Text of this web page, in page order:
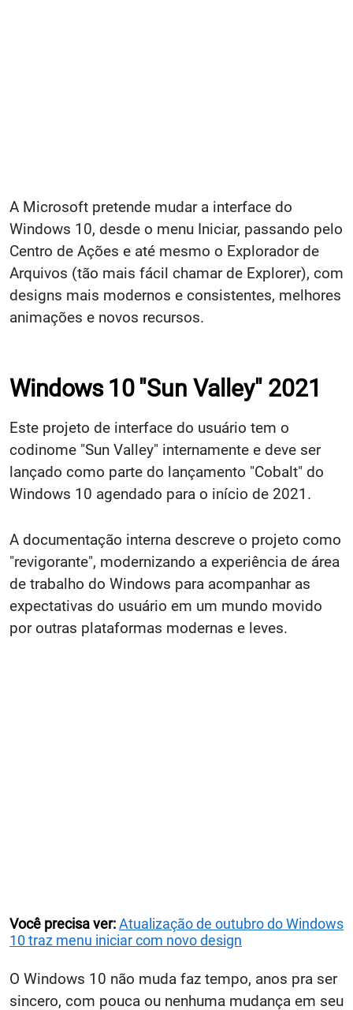
A Microsoft pretende mudar a interface do
Windows 10, desde o menu Iniciar, passando pelo
Centro de Ações e até mesmo o Explorador de
Arquivos (tão mais fácil chamar de Explorer), com
designs mais modernos e consistentes, melhores
animações e novos recursos.
Windows 10 "Sun Valley" 2021
Este projeto de interface do usuário tem o
codinome "Sun Valley" internamente e deve ser
lançado como parte do lançamento "Cobalt" do
Windows 10 agendado para o início de 2021.
A documentação interna descreve o projeto como
"revigorante", modernizando a experiência de área
de trabalho do Windows para acompanhar as
expectativas do usuário em um mundo movido
por outras plataformas modernas e leves.
Você precisa ver:Atualização de outubro do Windows
10 traz menu iniciar com novo design
O Windows 10 não muda faz tempo, anos pra ser
sincero, com pouca ou nenhuma mudança em seu